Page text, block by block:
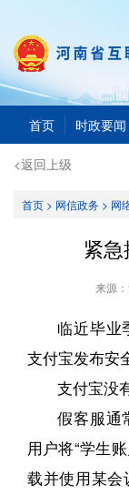
首页 时政要闻
<返回上级
首页> 网信政务> 网
紧
来源
临近毕业
支付宝发布安
支付宝没
假客服通
用户将“学生
载并使用某